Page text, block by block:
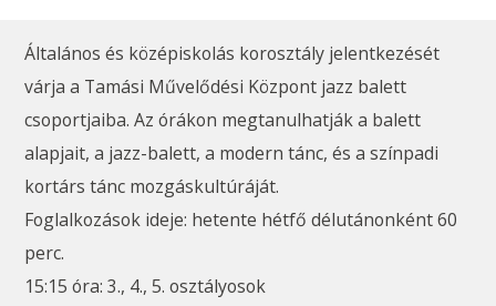
Általános és középiskolás korosztály jelentkezését
várja a Tamási Művelődési Központ jazz balett
csoportjaiba. Az órákon megtanulhatják a balett
alapjait, a jazz-balett, a modern tánc, és a színpadi
kortárs tánc mozgáskultúráját.
Foglalkozások ideje: hetente hétfő délutánonként 60
perc.
15:15 óra: 3., 4., 5. osztályosok